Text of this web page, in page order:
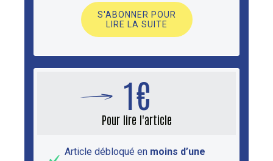
S'ABONNER POUR
LIRE LA SUITE
1€
Pour lire l'article
Article débloqué en moins d’une